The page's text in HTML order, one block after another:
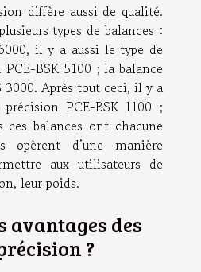
diffère aussi de qualité.
types de balances :
il y a aussi le type de
BSK 5100 ; la balance
3000. Après tout ceci, il y a
PCE-BSK 1100 ;
ces balances ont chacune
opèrent d’une manière
aux utilisateurs de
leur poids.
avantages des
?